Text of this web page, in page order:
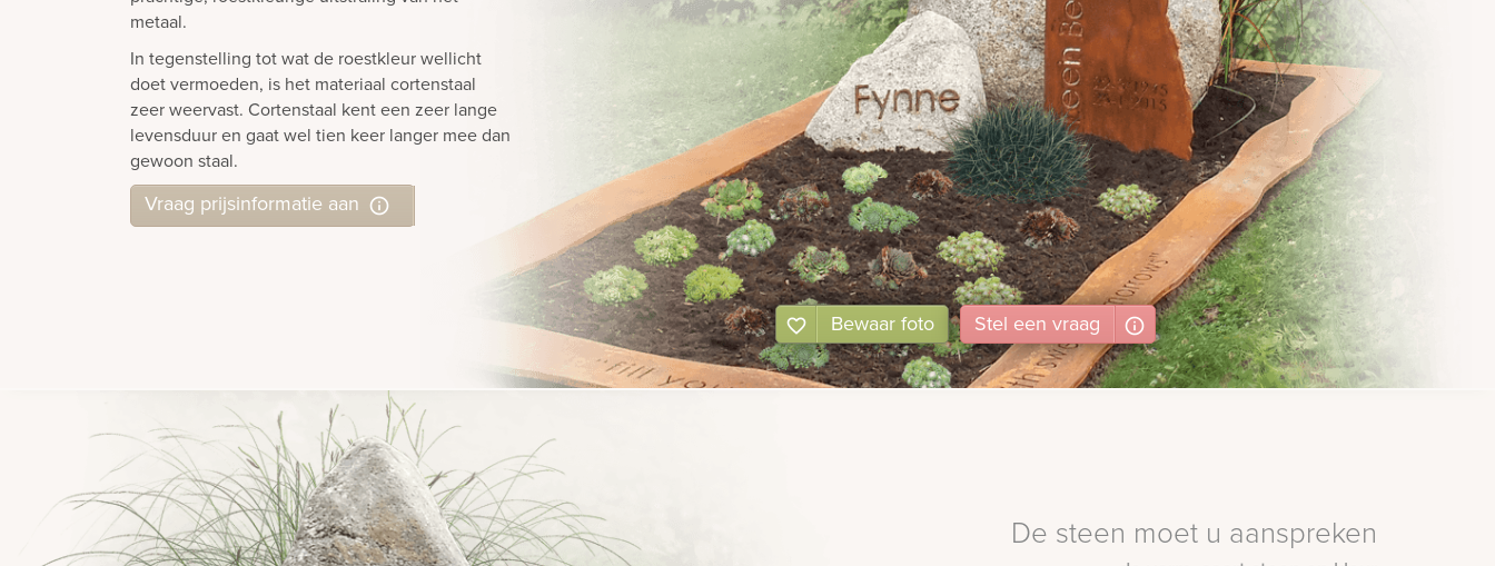
metaal.
In tegenstelling tot wat de roestkleur wellicht
doet vermoeden, is het materiaal cortenstaal
zeer weervast. Cortenstaal kent een zeer lange
levensduur en gaat wel tien keer langer mee dan
gewoon staal.
Vraag prijsinformatie aan
Bewaar foto Stel een vraag
De steen moet u aanspreken